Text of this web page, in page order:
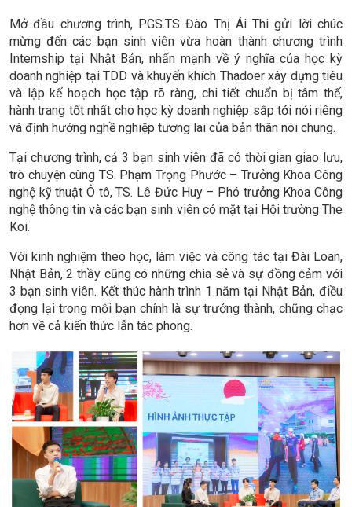
Mở đầu chương trình, PGS.TS Đào Thị Ái Thi gửi lời chúc
mừng đến các bạn sinh viên vừa hoàn thành chương trình
Internship tại Nhật Bản, nhấn mạnh về ý nghĩa của học kỳ
doanh nghiệp tại TDD và khuyến khích Thadoer xây dựng tiêu
và lập kế hoạch học tập rõ ràng, chi tiết chuẩn bị tâm thế,
hành trang tốt nhất cho học kỳ doanh nghiệp sắp tới nói riêng
và định hướng nghề nghiệp tương lai của bản thân nói chung.
Tại chương trình, cả 3 bạn sinh viên đã có thời gian giao lưu,
trò chuyện cùng TS. Phạm Trọng Phước – Trưởng Khoa Công
nghệ kỹ thuật Ô tô, TS. Lê Đức Huy – Phó trưởng Khoa Công
nghệ thông tin và các bạn sinh viên có mặt tại Hội trường The
Koi.
Với kinh nghiệm theo học, làm việc và công tác tại Đài Loan,
Nhật Bản, 2 thầy cũng có những chia sẻ và sự đồng cảm với
3 bạn sinh viên. Kết thúc hành trình 1 năm tại Nhật Bản, điều
đọng lại trong mỗi bạn chính là sự trưởng thành, chững chạc
hơn về cả kiến thức lẫn tác phong.